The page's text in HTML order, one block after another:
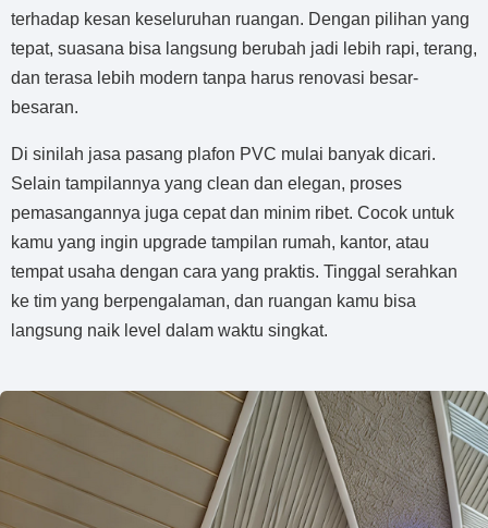
terhadap kesan keseluruhan ruangan. Dengan pilihan yang
tepat, suasana bisa langsung berubah jadi lebih rapi, terang,
dan terasa lebih modern tanpa harus renovasi besar-
besaran.
Di sinilah jasa pasang plafon PVC mulai banyak dicari.
Selain tampilannya yang clean dan elegan, proses
pemasangannya juga cepat dan minim ribet. Cocok untuk
kamu yang ingin upgrade tampilan rumah, kantor, atau
tempat usaha dengan cara yang praktis. Tinggal serahkan
ke tim yang berpengalaman, dan ruangan kamu bisa
langsung naik level dalam waktu singkat.